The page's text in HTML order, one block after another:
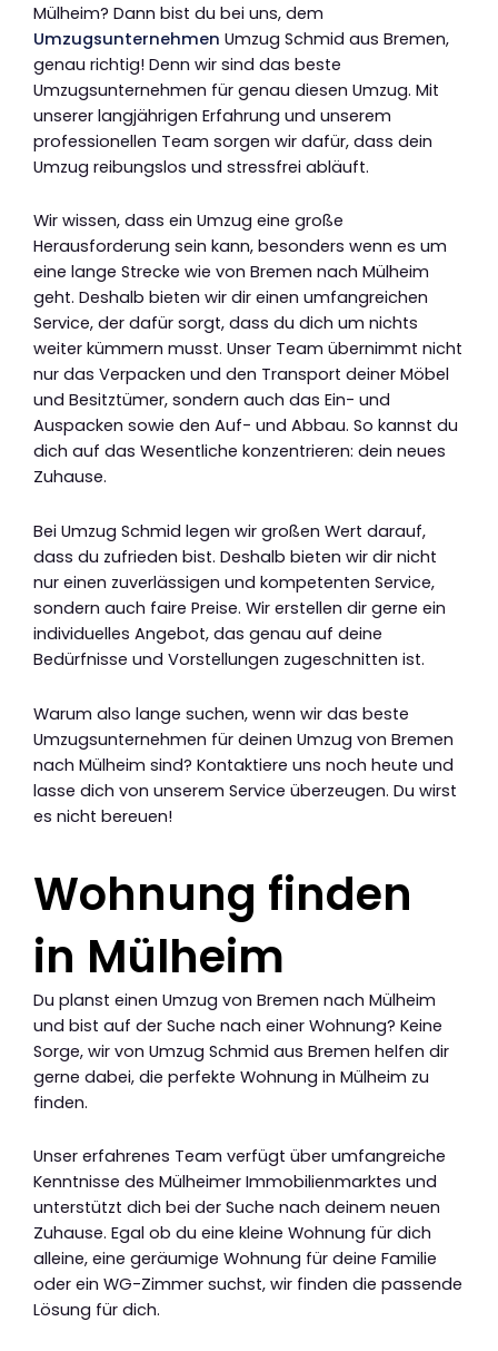
Mülheim? Dann bist du bei uns, dem
Umzugsunternehmen Umzug Schmid aus Bremen,
genau richtig! Denn wir sind das beste
Umzugsunternehmen für genau diesen Umzug. Mit
unserer langjährigen Erfahrung und unserem
professionellen Team sorgen wir dafür, dass dein
Umzug reibungslos und stressfrei abläuft.
Wir wissen, dass ein Umzug eine große
Herausforderung sein kann, besonders wenn es um
eine lange Strecke wie von Bremen nach Mülheim
geht. Deshalb bieten wir dir einen umfangreichen
Service, der dafür sorgt, dass du dich um nichts
weiter kümmern musst. Unser Team übernimmt nicht
nur das Verpacken und den Transport deiner Möbel
und Besitztümer, sondern auch das Ein- und
Auspacken sowie den Auf- und Abbau. So kannst du
dich auf das Wesentliche konzentrieren: dein neues
Zuhause.
Bei Umzug Schmid legen wir großen Wert darauf,
dass du zufrieden bist. Deshalb bieten wir dir nicht
nur einen zuverlässigen und kompetenten Service,
sondern auch faire Preise. Wir erstellen dir gerne ein
individuelles Angebot, das genau auf deine
Bedürfnisse und Vorstellungen zugeschnitten ist.
Warum also lange suchen, wenn wir das beste
Umzugsunternehmen für deinen Umzug von Bremen
nach Mülheim sind? Kontaktiere uns noch heute und
lasse dich von unserem Service überzeugen. Du wirst
es nicht bereuen!
Wohnung finden
in Mülheim
Du planst einen Umzug von Bremen nach Mülheim
und bist auf der Suche nach einer Wohnung? Keine
Sorge, wir von Umzug Schmid aus Bremen helfen dir
gerne dabei, die perfekte Wohnung in Mülheim zu
finden.
Unser erfahrenes Team verfügt über umfangreiche
Kenntnisse des Mülheimer Immobilienmarktes und
unterstützt dich bei der Suche nach deinem neuen
Zuhause. Egal ob du eine kleine Wohnung für dich
alleine, eine geräumige Wohnung für deine Familie
oder ein WG-Zimmer suchst, wir finden die passende
Lösung für dich.